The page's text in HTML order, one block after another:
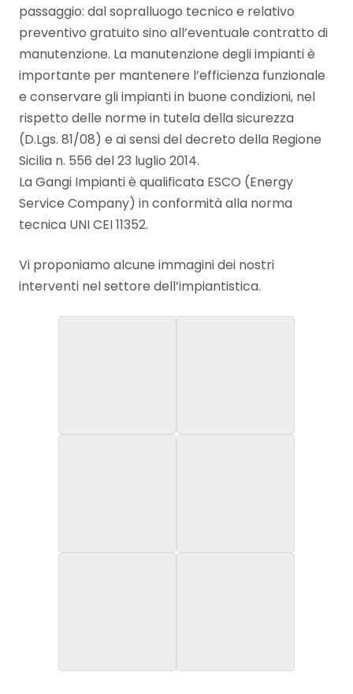
passaggio: dal sopralluogo tecnico e relativo
preventivo gratuito sino all’eventuale contratto di
manutenzione. La manutenzione degli impianti è
importante per mantenere l’efficienza funzionale
e conservare gli impianti in buone condizioni, nel
rispetto delle norme in tutela della sicurezza
(D.Lgs. 81/08) e ai sensi del decreto della Regione
Sicilia n. 556 del 23 luglio 2014.
La Gangi Impianti è qualificata ESCO (Energy
Service Company) in conformità alla norma
tecnica UNI CEI 11352.
Vi proponiamo alcune immagini dei nostri
interventi nel settore dell’impiantistica.